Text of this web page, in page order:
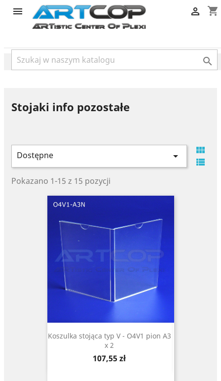
category
 shopping_cart


Stojaki info pozostałe
Dostępne 


Pokazano 1-15 z 15 pozycji
Koszulka stojąca typ V - O4V1 pion A3
x 2
Cena
107,55 zł